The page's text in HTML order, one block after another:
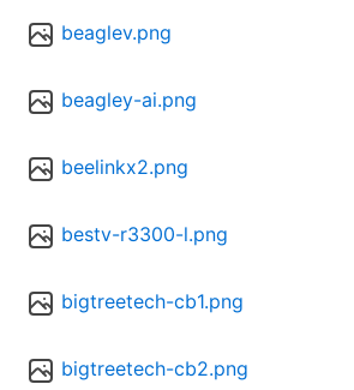
beaglev.png
beagley-ai.png
beelinkx2.png
bestv-r3300-l.png
bigtreetech-cb1.png
bigtreetech-cb2.png